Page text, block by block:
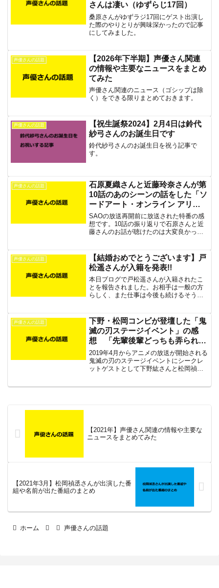
さんは凄い（ゆずらじ17回）
桑原さんがゆずラジ17回にゲスト出演し
た際のやりとりが興味深かったので記事
にしてみました。
声優さんの話題
【2026年下半期】声優さん関連
の情報や主要なニュースをまとめ
てみた
声優さん関連のニュース（ゴシップは除
く）をできる限りまとめておきます。
声優さんの話題
【祝生誕祭2024】2月4日は鈴代
紗弓さんのお誕生日です
鈴代紗弓さんのお誕生日を祝う記事で
す。
声優さんの話題
石原夏織さんと近藤玲奈さんが第
10話のあのシーンの話をした「ソ
ードアート・オンライン アリシ
ゼーション」ニューイヤー特番の
感想
SAOの放送再開前に放送された特番の感
想です。10話の振り返りで石原さんと近
藤さんのお話が聴けたのは大変良かった
声優さんの話題
【結婚おめでとうございます】戸
松遥さんが入籍を発表!!
本日ブログで戸松遥さんが入籍されたこ
とを報告されました。お相手は一般の方
らしく、また仕事は今後も続けるそうで
声優さんの話題
下野・松岡コンビが登壇した「鬼
滅の刃ステージイベント」の感
想 「先輩後輩どっちも弄られ
る」
2019年4月からアニメの放送が開始される
鬼滅の刃のステージイベントにシークレ
ットゲストとして下野紘さんと松岡禎丞
【2021年】声優さん関連の情報や主要な
ニュースをまとめてみた
【2021年3月】松岡禎丞さんが出演した番
組や名前が出た番組のまとめ
ホーム 声優さんの話題